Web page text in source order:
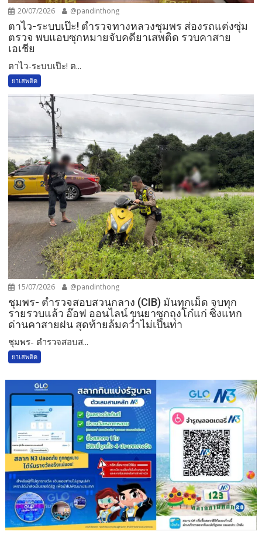
20/07/2026 @pandinthong
ตาไว-ระบบเป๊ะ! ตำรวจทางหลวงชุมพร ส่องรถแต่งซุ่ม
ตรวจ พบแอบซุกหมายจับคดียาเสพติด รวบคาสาย
เอเชีย
ตาไว-ระบบเป๊ะ! ต...
ยาเสพติด
15/07/2026 @pandinthong
ชุมพร- ตำรวจสอบสวนกลาง (CIB) มันทุกเม็ด จบทุก
รายรวบแล้ว อ๊อฟ ออนไลน์ ขนยาซุกถุงโก๋แก่ ซิ่งแหก
ด่านคาสายฝน สุดท้ายล้มคว่ำไม่เป็นท่า
ชุมพร- ตำรวจสอบส...
ยาเสพติด